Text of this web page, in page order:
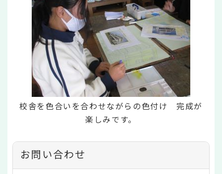
校舎を色合いを合わせながらの色付け 完成が
楽しみです。
お問い合わせ